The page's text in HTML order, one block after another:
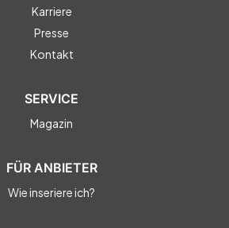
Karriere
Presse
Kontakt
SERVICE
Magazin
FÜR ANBIETER
Wie inseriere ich?